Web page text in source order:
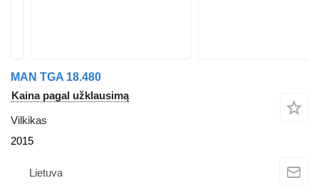
MAN TGA 18.480
Kaina pagal užklausimą
Vilkikas
2015
Lietuva